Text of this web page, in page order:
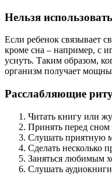
Нельзя
Если ребенок связывает
кроме сна – например, с
уснуть. Таким образом,
организм получает
Расслабляющие
Читать книгу или
Принять перед
Слушать приятную
Сделать несколько
Заняться любимым
Слушать аудиокниги